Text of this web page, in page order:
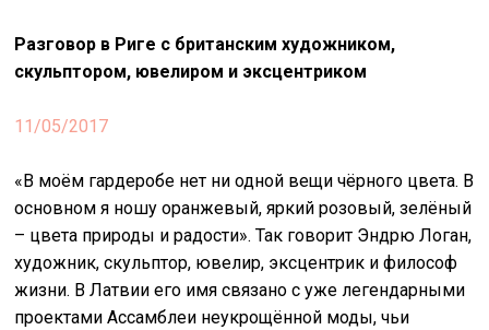
искать
Разговор в Риге с британским художником,
скульптором, ювелиром и эксцентриком
11/05/2017
«В моём гардеробе нет ни одной вещи чёрного цвета. В
основном я ношу оранжевый, яркий розовый, зелёный
– цвета природы и радости». Так говорит Эндрю Логан,
художник, скульптор, ювелир, эксцентрик и философ
жизни. В Латвии его имя связано с уже легендарными
проектами Ассамблеи неукрощённой моды, чьи